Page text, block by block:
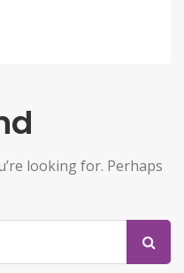
looking for. Perhaps